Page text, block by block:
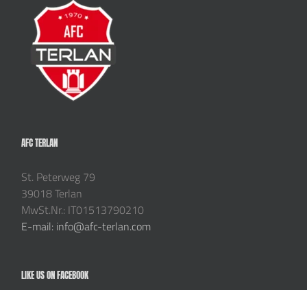
AFC TERLAN
St. Peterweg 79
39018 Terlan
MwSt.Nr.: IT01513790210
E-mail: info@afc-terlan.com
LIKE US ON FACEBOOK